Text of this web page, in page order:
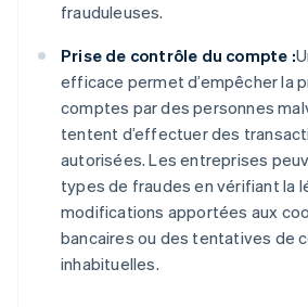
frauduleuses.
Prise de contrôle du compte :
efficace permet d’empêcher la
comptes par des personnes
tentent d’effectuer des
autorisées. Les entreprises
types de fraudes en vérifiant la
modifications apportées aux
bancaires ou des tentatives de
inhabituelles.